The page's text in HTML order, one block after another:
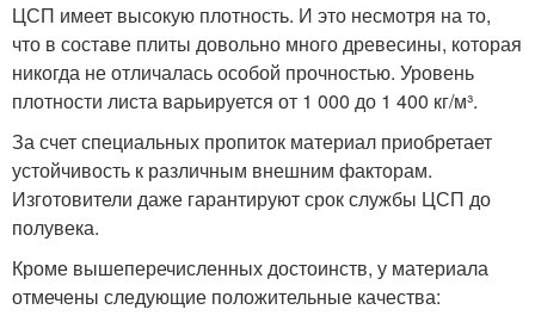
ЦСП имеет высокую плотность. И это несмотря на то,
что в составе плиты довольно много древесины, которая
никогда не отличалась особой прочностью. Уровень
плотности листа варьируется от 1 000 до 1 400 кг/м³.
За счет специальных пропиток материал приобретает
устойчивость к различным внешним факторам.
Изготовители даже гарантируют срок службы ЦСП до
полувека.
Кроме вышеперечисленных достоинств, у материала
отмечены следующие положительные качества: